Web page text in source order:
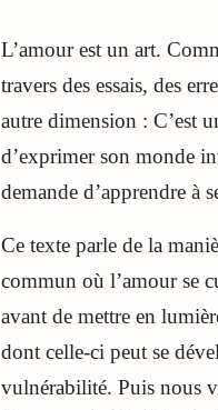
L’amour est un art.
travers des essais, des
autre dimension : C’est
d’exprimer son monde
demande d’apprendre à
Ce texte parle de la
commun où l’amour se
avant de mettre en
dont celle-ci peut se
vulnérabilité. Puis nous